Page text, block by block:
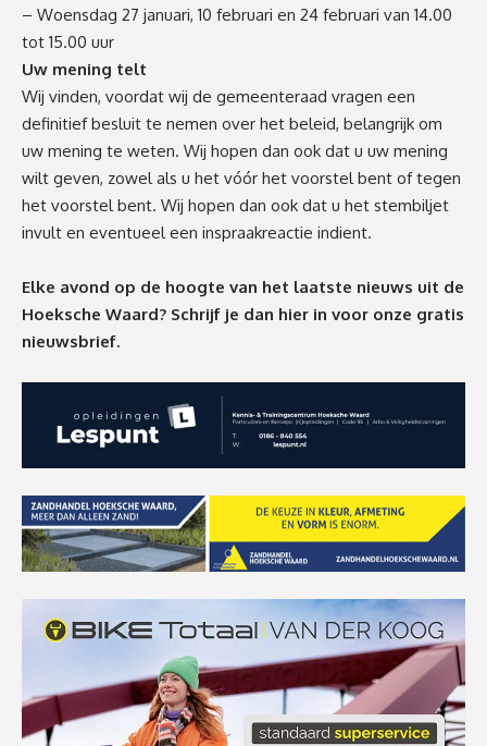
– Woensdag 27 januari, 10 februari en 24 februari van 14.00
tot 15.00 uur
Uw mening telt
Wij vinden, voordat wij de gemeenteraad vragen een
definitief besluit te nemen over het beleid, belangrijk om
uw mening te weten. Wij hopen dan ook dat u uw mening
wilt geven, zowel als u het vóór het voorstel bent of tegen
het voorstel bent. Wij hopen dan ook dat u het stembiljet
invult en eventueel een inspraakreactie indient.
Elke avond op de hoogte van het laatste nieuws uit de
Hoeksche Waard? Schrijf je dan hier in voor onze gratis
nieuwsbrief.